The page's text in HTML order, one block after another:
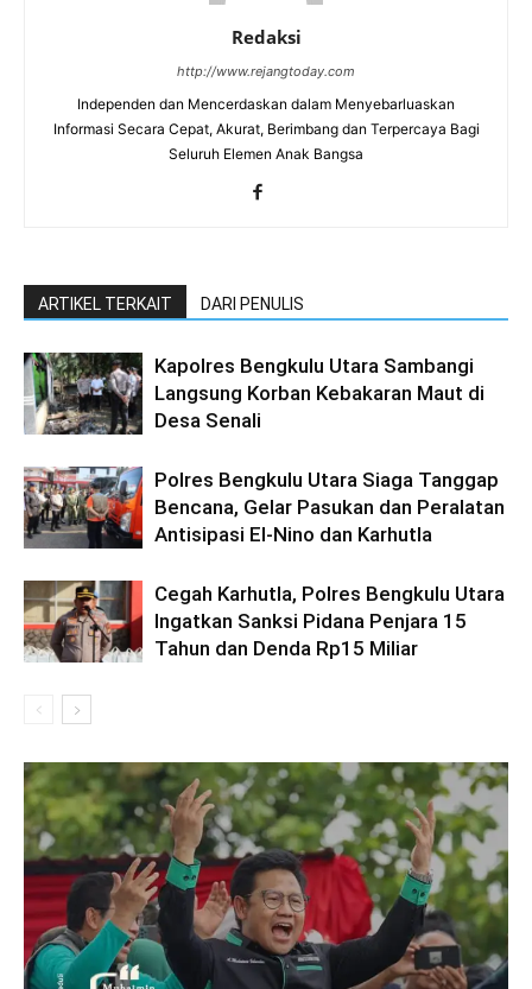
Redaksi
http://www.rejangtoday.com
Independen dan Mencerdaskan dalam Menyebarluaskan
Informasi Secara Cepat, Akurat, Berimbang dan Terpercaya Bagi
Seluruh Elemen Anak Bangsa
ARTIKEL TERKAIT DARI PENULIS
Kapolres Bengkulu Utara Sambangi
Langsung Korban Kebakaran Maut di
Desa Senali
Polres Bengkulu Utara Siaga Tanggap
Bencana, Gelar Pasukan dan Peralatan
Antisipasi El-Nino dan Karhutla
Cegah Karhutla, Polres Bengkulu Utara
Ingatkan Sanksi Pidana Penjara 15
Tahun dan Denda Rp15 Miliar